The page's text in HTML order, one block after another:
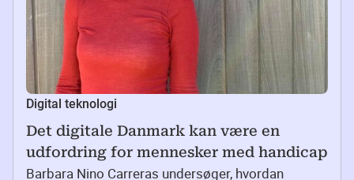
Digital teknologi
Det digitale Danmark kan være en
udfordring for mennesker med handicap
Barbara Nino Carreras undersøger, hvordan